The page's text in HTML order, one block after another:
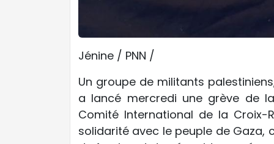
Jénine / PNN /
Un groupe de militants
a lancé mercredi une grève de
Comité International de la Croix-
solidarité avec le peuple de Gaza,